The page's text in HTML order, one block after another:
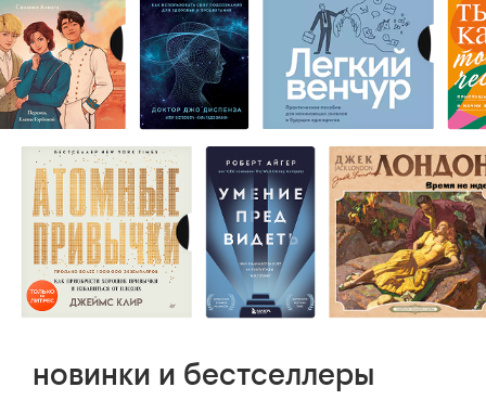
новинки и бестселлеры